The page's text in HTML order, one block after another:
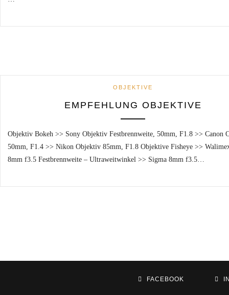
OBJEKTIVE
EMPFEHLUNG OBJEKTIVE
Objektiv Bokeh >> Sony Objektiv Festbrennweite, 50mm, F1.8 >> Canon
50mm, F1.4 >> Nikon Objektiv 85mm, F1.8 Objektive Fisheye >>
8mm f3.5 Festbrennweite – Ultraweitwinkel >> Sigma 8mm f3.5…
FACEBOOK